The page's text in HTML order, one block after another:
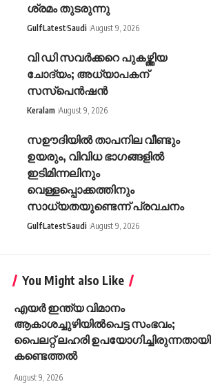
ശ്രമം തുടരുന്നു
GulfLatestSaudi August 9, 2026
വി ഡി സവര്‍ക്കറെ പുകഴ്ത്തിയ
ചോദ്യം; അധ്യാപകന്
സസ്പെന്‍ഷന്‍
Keralam August 9, 2026
സഊദിയിൽ താപനില വീണ്ടും
ഉയരും, വിവിധ ഭാഗങ്ങളിൽ
ഇടിമിന്നലിനും
വെള്ളപ്പൊക്കത്തിനും
സാധ്യതയുണ്ടെന്ന് പ്രവചനം
GulfLatestSaudi August 9, 2026
You Might also Like
എയര്‍ ഇന്ത്യ വിമാനം
ആകാശച്ചുഴിയില്‍പെട്ട സംഭവം;
പൈലറ്റ് ലഹരി ഉപയോഗിച്ചിരുന്നതായി
കണ്ടെത്തല്‍
August 9, 2026